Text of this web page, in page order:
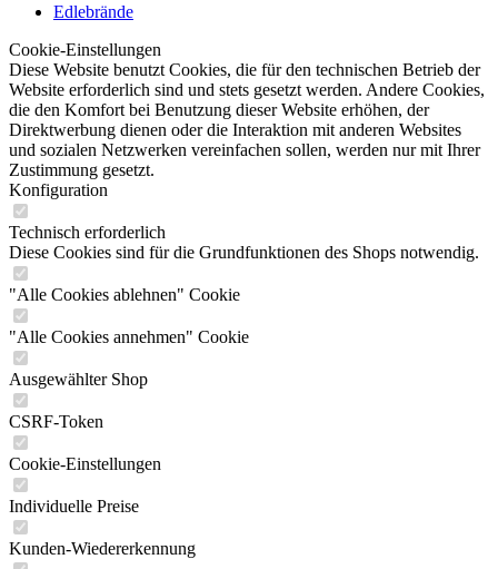
Edlebrände
Cookie-Einstellungen
Diese Website benutzt Cookies, die für den technischen Betrieb der
Website erforderlich sind und stets gesetzt werden. Andere Cookies,
die den Komfort bei Benutzung dieser Website erhöhen, der
Direktwerbung dienen oder die Interaktion mit anderen Websites
und sozialen Netzwerken vereinfachen sollen, werden nur mit Ihrer
Zustimmung gesetzt.
Konfiguration
Technisch erforderlich
Diese Cookies sind für die Grundfunktionen des Shops notwendig.
"Alle Cookies ablehnen" Cookie
"Alle Cookies annehmen" Cookie
Ausgewählter Shop
CSRF-Token
Cookie-Einstellungen
Individuelle Preise
Kunden-Wiedererkennung